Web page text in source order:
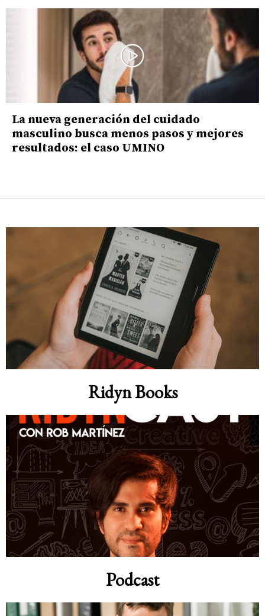
La nueva generación del cuidado
masculino busca menos pasos y mejores
resultados: el caso UMINO
Ridyn Books
Podcast